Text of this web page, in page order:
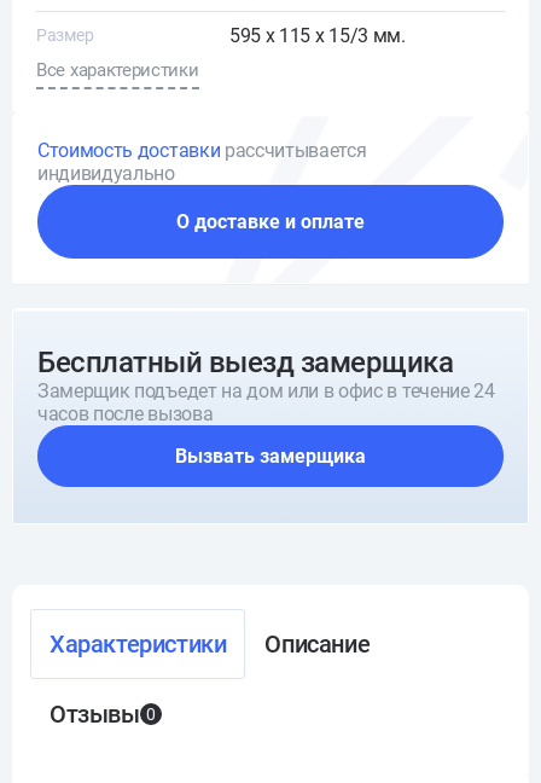
Размер 595 х 115 х 15/3 мм.
Все характеристики
Стоимость доставки рассчитывается
индивидуально
О доставке и оплате
Бесплатный выезд замерщика
Замерщик подъедет на дом или в офис в течение 24
часов после вызова
Вызвать замерщика
Характеристики Описание
Отзывы 0